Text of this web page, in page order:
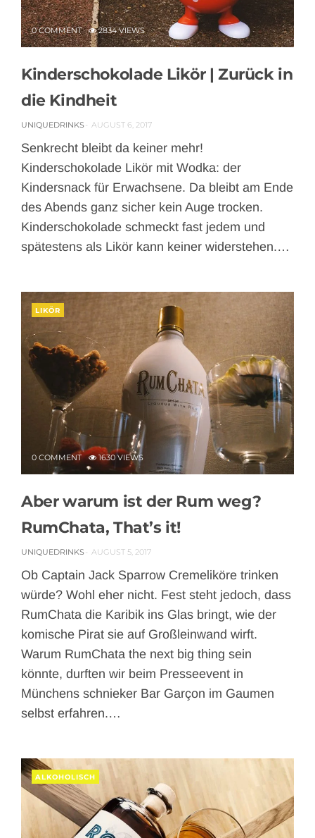
0 COMMENT 2834 VIEWS
Kinderschokolade Likör | Zurück in
die Kindheit
UNIQUEDRINKS AUGUST 6, 2017
Senkrecht bleibt da keiner mehr!
Kinderschokolade Likör mit Wodka: der
Kindersnack für Erwachsene. Da bleibt am Ende
des Abends ganz sicher kein Auge trocken.
Kinderschokolade schmeckt fast jedem und
spätestens als Likör kann keiner widerstehen.…
LIKÖR
0 COMMENT 1630 VIEWS
Aber warum ist der Rum weg?
RumChata, That’s it!
UNIQUEDRINKS AUGUST 5, 2017
Ob Captain Jack Sparrow Cremeliköre trinken
würde? Wohl eher nicht. Fest steht jedoch, dass
RumChata die Karibik ins Glas bringt, wie der
komische Pirat sie auf Großleinwand wirft.
Warum RumChata the next big thing sein
könnte, durften wir beim Presseevent in
Münchens schnieker Bar Garçon im Gaumen
selbst erfahren.…
ALKOHOLISCH